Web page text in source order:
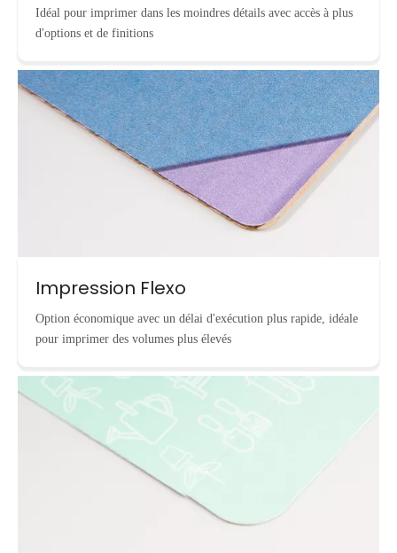
Idéal pour imprimer dans les moindres détails avec accès à plus
d'options et de finitions
Impression Flexo
Option économique avec un délai d'exécution plus rapide, idéale
pour imprimer des volumes plus élevés